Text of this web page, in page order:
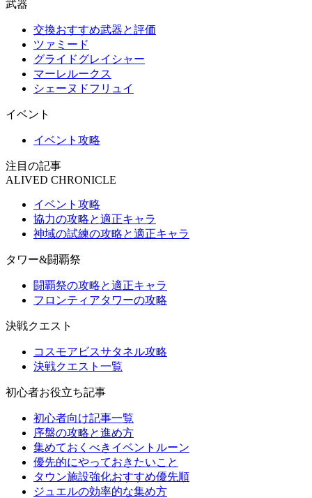
武器
交換おすすめ武器と評価
ツァミード
グライドグレイシャー
マーレルークス
シェーヌドフリュイ
イベント
イベント攻略
注目の記事
ALIVED CHRONICLE
イベント攻略
協力の攻略と適正キャラ
神域の試練の攻略と適正キャラ
タワー&闘覇祭
闘覇祭の攻略と適正キャラ
フロンティアタワーの攻略
決戦クエスト
コスモアビスサタネル攻略
決戦クエスト一覧
初心者お役立ち記事
初心者向け記事一覧
序盤の攻略と進め方
集めておくべきイベントルーン
優先的にやっておきたいこと
タウン施設強化おすすめ優先順
ジュエルの効率的な集め方